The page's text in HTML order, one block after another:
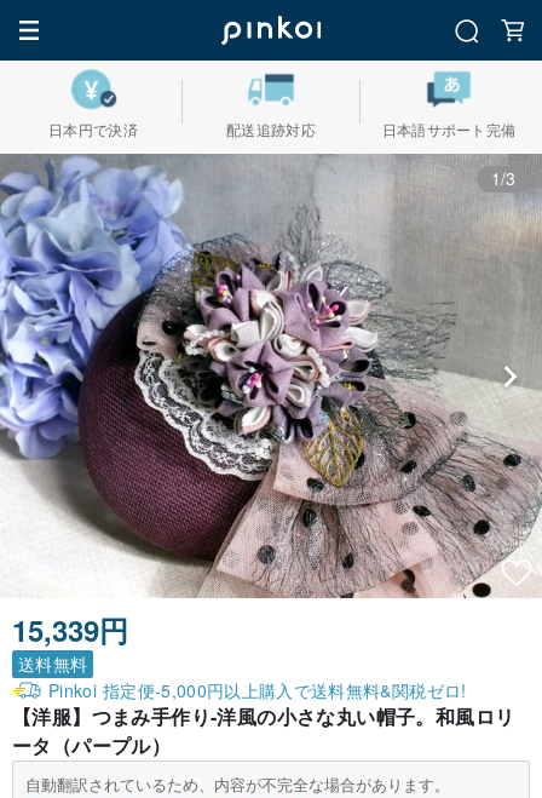
日本円で決済 配送追跡対応 日本語サポート完備
1/3
15,339円
送料無料
Pinkoi 指定便-5,000円以上購入で送料無料&関税ゼロ!
【洋服】つまみ手作り-洋風の小さな丸い帽子。和風ロリ
ータ（パープル）
自動翻訳されているため、内容が不完全な場合があります。